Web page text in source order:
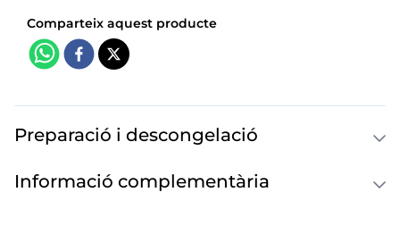
Preparació i descongelació
Informació complementària